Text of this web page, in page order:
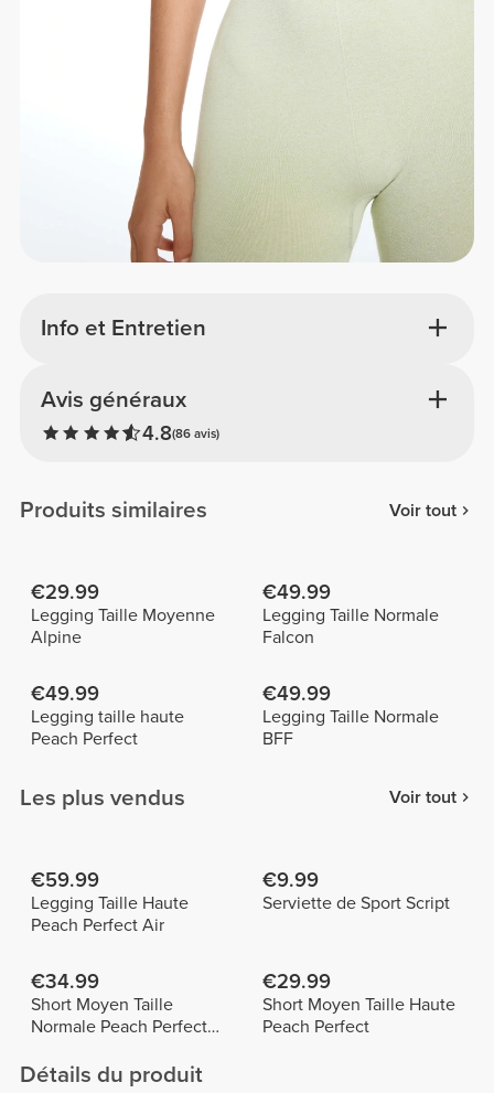
Info et Entretien
Avis généraux
4.8(86 avis)
Produits similaires Voir tout
€29.99
Legging Taille Moyenne
Alpine
€49.99
Legging Taille Normale
Falcon
€49.99
Legging taille haute
Peach Perfect
€49.99
Legging Taille Normale
BFF
Les plus vendus Voir tout
€59.99
Legging Taille Haute
Peach Perfect Air
€9.99
Serviette de Sport Script
€34.99
Short Moyen Taille
Normale Peach Perfect
€29.99
Short Moyen Taille Haute
Peach Perfect
Détails du produit